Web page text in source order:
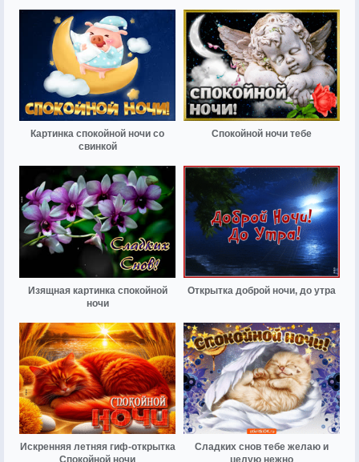
Картинка спокойной ночи со
свинкой
Спокойной ночи тебе
Изящная картинка спокойной
ночи
Открытка доброй ночи, до утра
Искренняя летняя гиф-открытка
Спокойной ночи
Сладких снов тебе желаю и
целую нежно